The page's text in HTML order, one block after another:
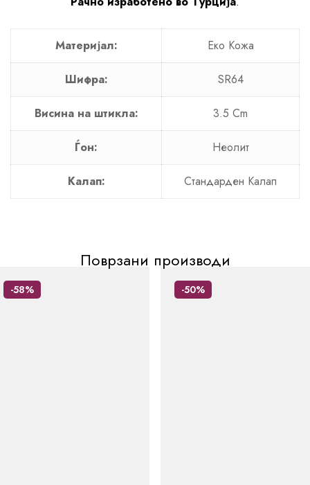
Материјал: Еко Кожa
Шифра: SR64
Висина на штикла: 3.5 Cm
Ѓон: Неолит
Калап: Стандарден Калап
Поврзани производи
-58% -50%